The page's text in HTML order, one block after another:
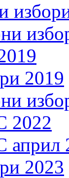
2019
2022
април
2023